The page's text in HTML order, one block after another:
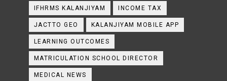
IFHRMS KALANJIYAM INCOME TAX
JACTTO GEO KALANJIYAM MOBILE APP
LEARNING OUTCOMES
MATRICULATION SCHOOL DIRECTOR
MEDICAL NEWS